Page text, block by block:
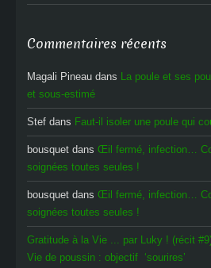
Commentaires récents
Magali Pineau dans La poule et ses
et sous-estimé
Stef dans Faut-il isoler une poule qui
bousquet dans Œil fermé, infection…
soignées toutes seules !
bousquet dans Œil fermé, infection…
soignées toutes seules !
Gratitude à la Vie ... par Luky ! (récit
Vie de poussin : objectif ‘sourires’